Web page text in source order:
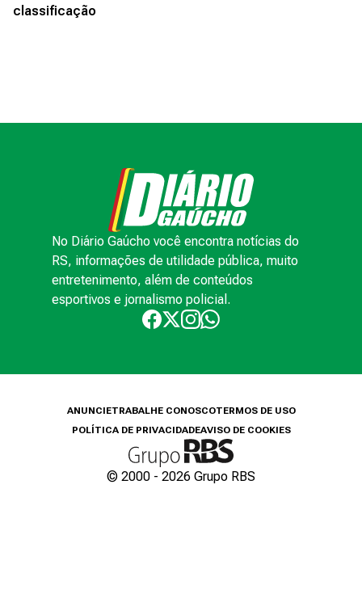
classificação
No Diário Gaúcho você encontra notícias do
RS, informações de utilidade pública, muito
entretenimento, além de conteúdos
esportivos e jornalismo policial.
ANUNCIETRABALHE CONOSCOTERMOS DE USO
POLÍTICA DE PRIVACIDADEAVISO DE COOKIES
© 2000 - 2026 Grupo RBS